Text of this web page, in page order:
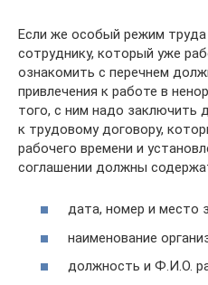
Если же особый режим труда
сотруднику, который уже
ознакомить с перечнем
привлечения к работе в
того, с ним надо заключить
к трудовому договору,
рабочего времени и
соглашении должны
дата, номер и место
наименование
должность и Ф.И.О.